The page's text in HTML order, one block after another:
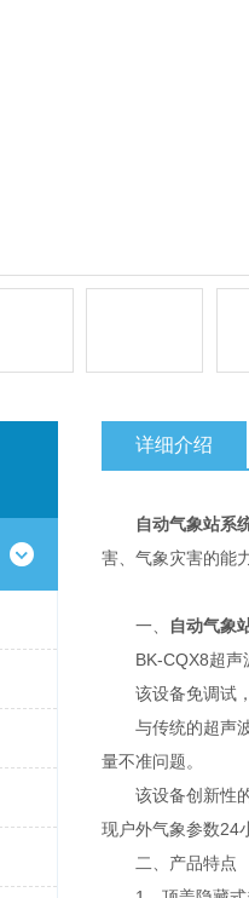
详细介绍
自动气象站系
害、气象灾害的能
一、 自动气象
BK-CQX8超声波
该设备免调试，
与传统的超声波
量不准问题。
该设备创新性的
现户外气象参数24
二、产品特点